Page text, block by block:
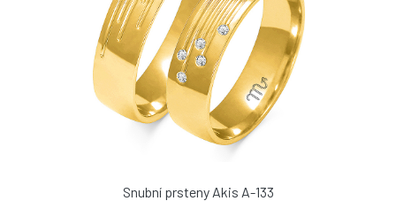
Snubní prsteny Akis A-133